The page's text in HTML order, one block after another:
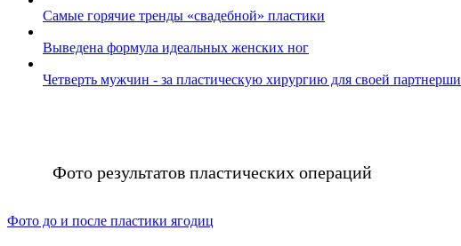
Самые горячие тренды «свадебной» пластики
Выведена формула идеальных женских ног
Четверть мужчин ‑ за пластическую хирургию для своей партнерши
Фото результатов пластических операций
Фото до и после пластики ягодиц